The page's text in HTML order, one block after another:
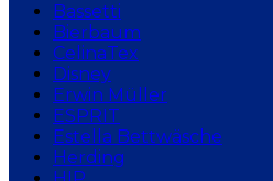
Bassetti
Bierbaum
CelinaTex
Disney
Erwin Müller
ESPRIT
Estella Bettwäsche
Herding